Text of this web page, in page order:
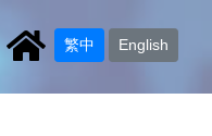
繁中 English